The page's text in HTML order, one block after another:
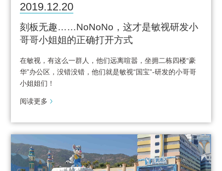
2019.12.20
刻板无趣……NoNoNo，这才是敏视研发小
哥哥小姐姐的正确打开方式
​在敏视，有这么一群人，他们远离喧嚣，坐拥二栋四楼“豪
华”办公区，没错没错，他们就是敏视“国宝”-研发的小哥哥
小姐姐们！
阅读更多